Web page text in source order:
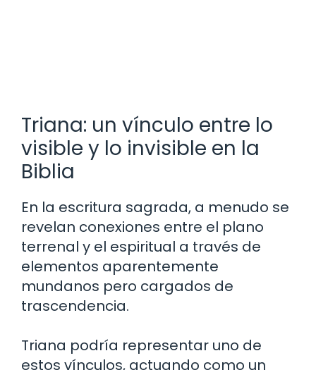
Triana: un vínculo entre lo
visible y lo invisible en la
Biblia
En la escritura sagrada, a menudo se
revelan conexiones entre el plano
terrenal y el espiritual a través de
elementos aparentemente
mundanos pero cargados de
trascendencia.
Triana podría representar uno de
estos vínculos, actuando como un